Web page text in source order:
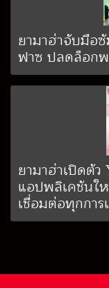
ยามาฮ่าจับมือ
ฟาซ ปลดล็อก
ยามาฮ่าเปิดตั
แอปพลิเคชันใ
เชื่อมต่อทุกการ